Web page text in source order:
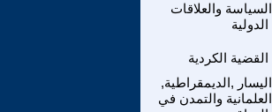
السياسة والعلاقات
الدولية
القضية الكردية
اليسار ,الديمقراطية,
العلمانية والتمدن في